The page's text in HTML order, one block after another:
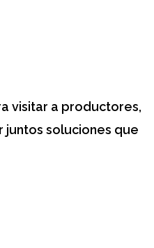
visitar a productores,
juntos soluciones que